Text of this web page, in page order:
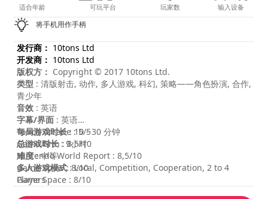
适合年龄 可玩平台 玩家数 输入设备
将手机用作手柄
发行商： 10tons Ltd
开发商： 10tons Ltd
版权方： Copyright © 2017 10tons Ltd.
类型 : 清版射击, 动作, 多人游戏, 科幻, 策略——角色扮演, 合作,
青少年
音效 : 英语
字幕/界面 : 英语
每局游戏时长: 10 - 30 分钟
总游戏时长: 9小时
难度: 中等
多人游戏模式: Local, Competition, Cooperation, 2 to 4
Players
Touch Arcade : 5/5
Game Grin : 8,5/10
Nintendo World Report : 8,5/10
Game Spew : 8/10
Game Space : 8/10